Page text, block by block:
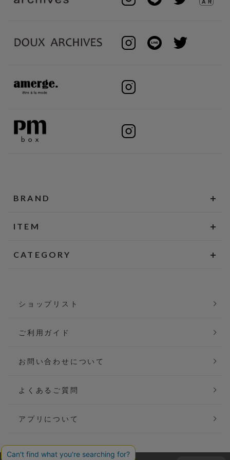
BRAND
ITEM
CATEGORY
ショップリスト
ご利用ガイド
お問い合わせについて
よくあるご質問
アプリについて